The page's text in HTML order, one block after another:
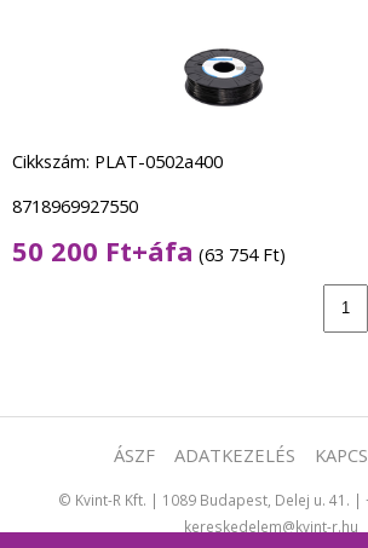
Cikkszám: PLAT-0502a400
8718969927550
50 200 Ft+áfa (63 754 Ft)
ÁSZF ADATKEZELÉS
© Kvint-R Kft. | 1089 Budapest, Delej u. 41. |
kereskedelem@kvint-r.hu